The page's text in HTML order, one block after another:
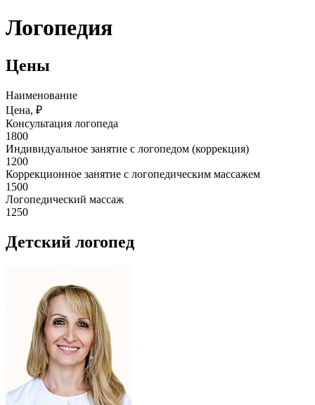
Логопедия
Цены
Наименование
Цена, ₽
Консультация логопеда
1800
Индивидуальное занятие с логопедом (коррекция)
1200
Коррекционное занятие с логопедическим массажем
1500
Логопедический массаж
1250
Детский логопед